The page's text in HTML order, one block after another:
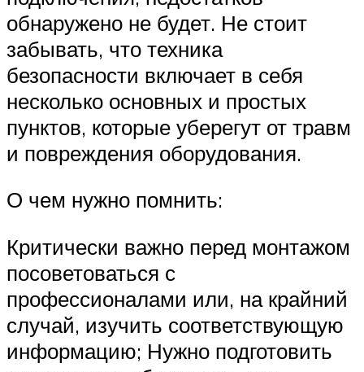
обнаружено не будет. Не стоит
забывать, что техника
безопасности включает в себя
несколько основных и простых
пунктов, которые уберегут от травм
и повреждения оборудования.
О чем нужно помнить:
Критически важно перед монтажом
посоветоваться с
профессионалами или, на крайний
случай, изучить соответствующую
информацию; Нужно подготовить